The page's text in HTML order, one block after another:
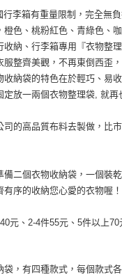
行李箱有重量限制，完全無
橙色、桃粉紅色、青綠色、
收納、行李箱專用『衣物整
服整齊美觀，不再東倒西歪
收納袋的特色在於輕巧、易
定放一兩個衣物整理袋, 就
司的高品質布料去製做，比
備二個衣物收納袋，一個裝
有序的收納您心愛的衣物喔！
元、2-4件55元、5件以上70
袋，有四種款式，每個款式